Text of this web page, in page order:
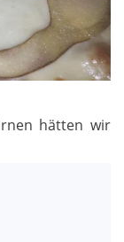
hätten wir